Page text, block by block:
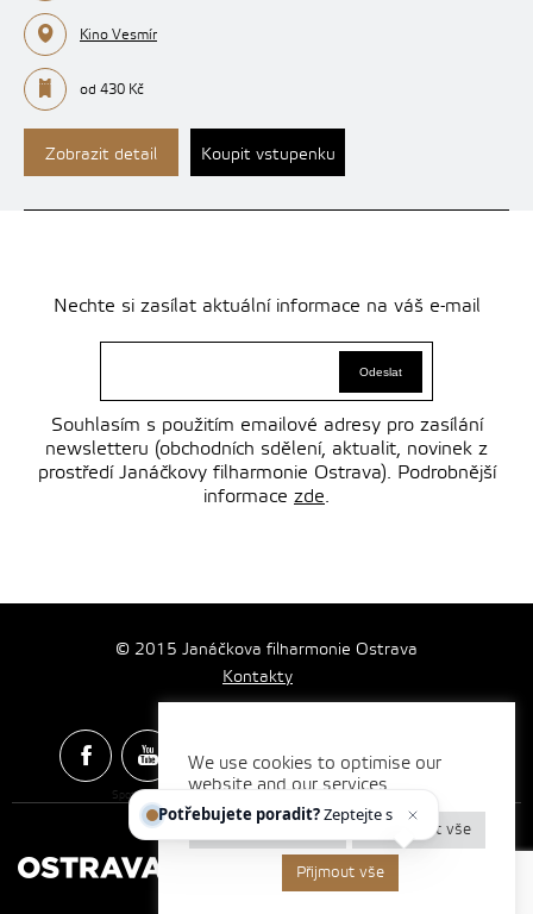
Kino Vesmír
od 430 Kč
Zobrazit detail Koupit vstupenku
Nechte si zasílat aktuální informace na váš e-mail
Souhlasím s použitím emailové adresy pro zasílání
newsletteru (obchodních sdělení, aktualit, novinek z
prostředí Janáčkovy filharmonie Ostrava). Podrobnější
informace zde.
© 2015 Janáčkova filharmonie Ostrava
Kontakty
Spotify & Itunes Icons made by
Vytvořilo
We use cookies to optimise our
website and our services.
Nastavení cookies Odmítnout vše
Přijmout vše
Potřebujete poradit?Zeptejte se